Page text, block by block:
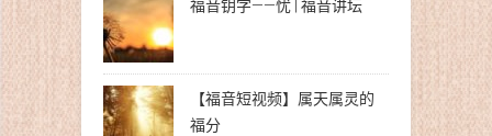
福音钥字——忧 | 福音讲坛
【福音短视频】属天属灵的
福分